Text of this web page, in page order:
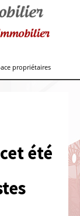
propriétaires
été